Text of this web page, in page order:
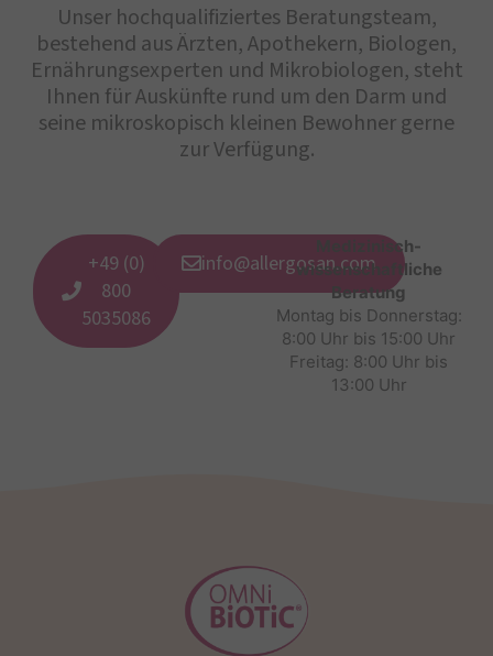
Unser hochqualifiziertes Beratungsteam,
bestehend aus Ärzten, Apothekern, Biologen,
Ernährungsexperten und Mikrobiologen, steht
Ihnen für Auskünfte rund um den Darm und
seine mikroskopisch kleinen Bewohner gerne
zur Verfügung.
+49 (0)
800
5035086
info@allergosan.com
Medizinisch-
wissenschaftliche
Beratung
Montag bis Donnerstag:
8:00 Uhr bis 15:00 Uhr
Freitag: 8:00 Uhr bis
13:00 Uhr